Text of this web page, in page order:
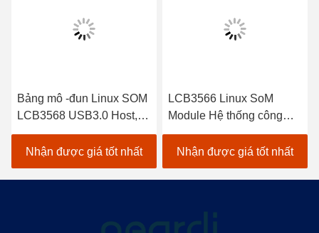
Bảng mô -đun Linux SOM
LCB3568 USB3.0 Host, 1
x USB3.0 OTG
Nhận được giá tốt nhất
LCB3566 Linux SoM
Module Hệ thống công
nghiệp trên mô-đun với 1 *
USB3.0 HOST 3 * USB2.0
HOST, 1 * USB2.0 OTG
Nhận được giá tốt nhất